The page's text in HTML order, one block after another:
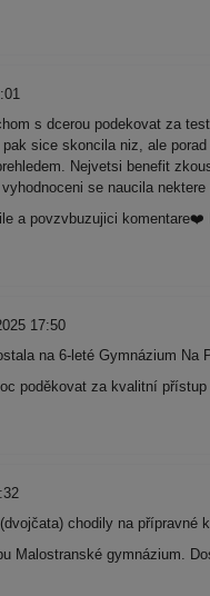
s dcerou podekovat za
pak sice skoncila niz, ale
Nejvetsi benefit
se naucila
a povzvbuzujici komentare❤️
17:50
na 6-leté Gymnázium
poděkovat za kvalitní
chodily na
Malostranské gymnázium.